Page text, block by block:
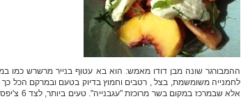
ההמבורגר שונה מבן דודו מאמש: הוא בא עטוף בנייר מרשרש כמו
לחמנייה משומשמת, בצל , רטבים וחמוץ בדיוק בטעם ובמרקם הכל כך
אלא שבמרכז